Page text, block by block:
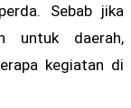
Sebab jika
untuk daerah,
kegiatan di